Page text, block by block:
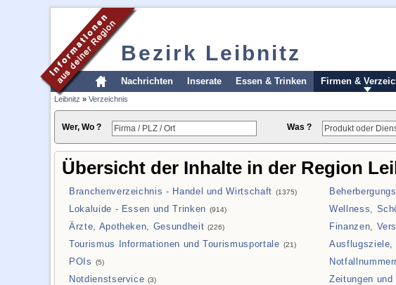
Bezirk Leibnitz
Nachrichten Inserate Essen & Trinken Firmen &
Leibnitz » Verzeichnis
Wer, Wo ? Was ?
Übersicht der Inhalte in der Region
Branchenverzeichnis - Handel und Wirtschaft (1375)
Lokaluide - Essen und Trinken (914) Wellness,
Ärzte, Apotheken, Gesundheit (226) Finanzen,
Tourismus Informationen und Tourismusportale (21) Ausflugsziele,
POIs (5)
Notdienstservice (3) Zeitungen und